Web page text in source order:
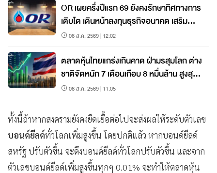
OR เผยครึ่งปีแรก 69 ยังคงรักษาทิศทางการ
เติบโต เดินหน้าลงทุนธุรกิจอนาคต เสริม
เติบโตระยะยาว
06 ส.ค. 2569 | 12:02
ตลาดหุ้นไทยแกร่งเกินคาด ฝ่ามรสุมโลก ต่าง
ชาติจัดหนัก 7 เดือนเกือบ 8 หมื่นล้าน สูงสุด
ในภูมิภาค
06 ส.ค. 2569 | 11:05
ทั้งนี้ถ้าหากสงครามยังคงยืดเยื้อต่อไปจะส่งผลให้ระดับตัวเลข
บอนด์ยีลด์ทั่วโลกเพิ่มสูงขึ้น โดยปกติแล้ว หากบอนด์ยีลด์
สหรัฐ ปรับตัวขึ้น จะดึงบอนด์ยีลด์ทั่วโลกปรับตัวขึ้น และจาก
ตัวเลขบอนด์ยีลด์เพิ่มสูงขึ้นทุกๆ 0.01% จะทำให้ตลาดหุ้น